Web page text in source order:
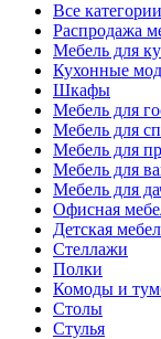
Все категории
Распродажа
Мебель для
Кухонные
Шкафы
Мебель для
Мебель для
Мебель для
Мебель для
Мебель для
Офисная
Детская
Стеллажи
Полки
Комоды и
Столы
Стулья